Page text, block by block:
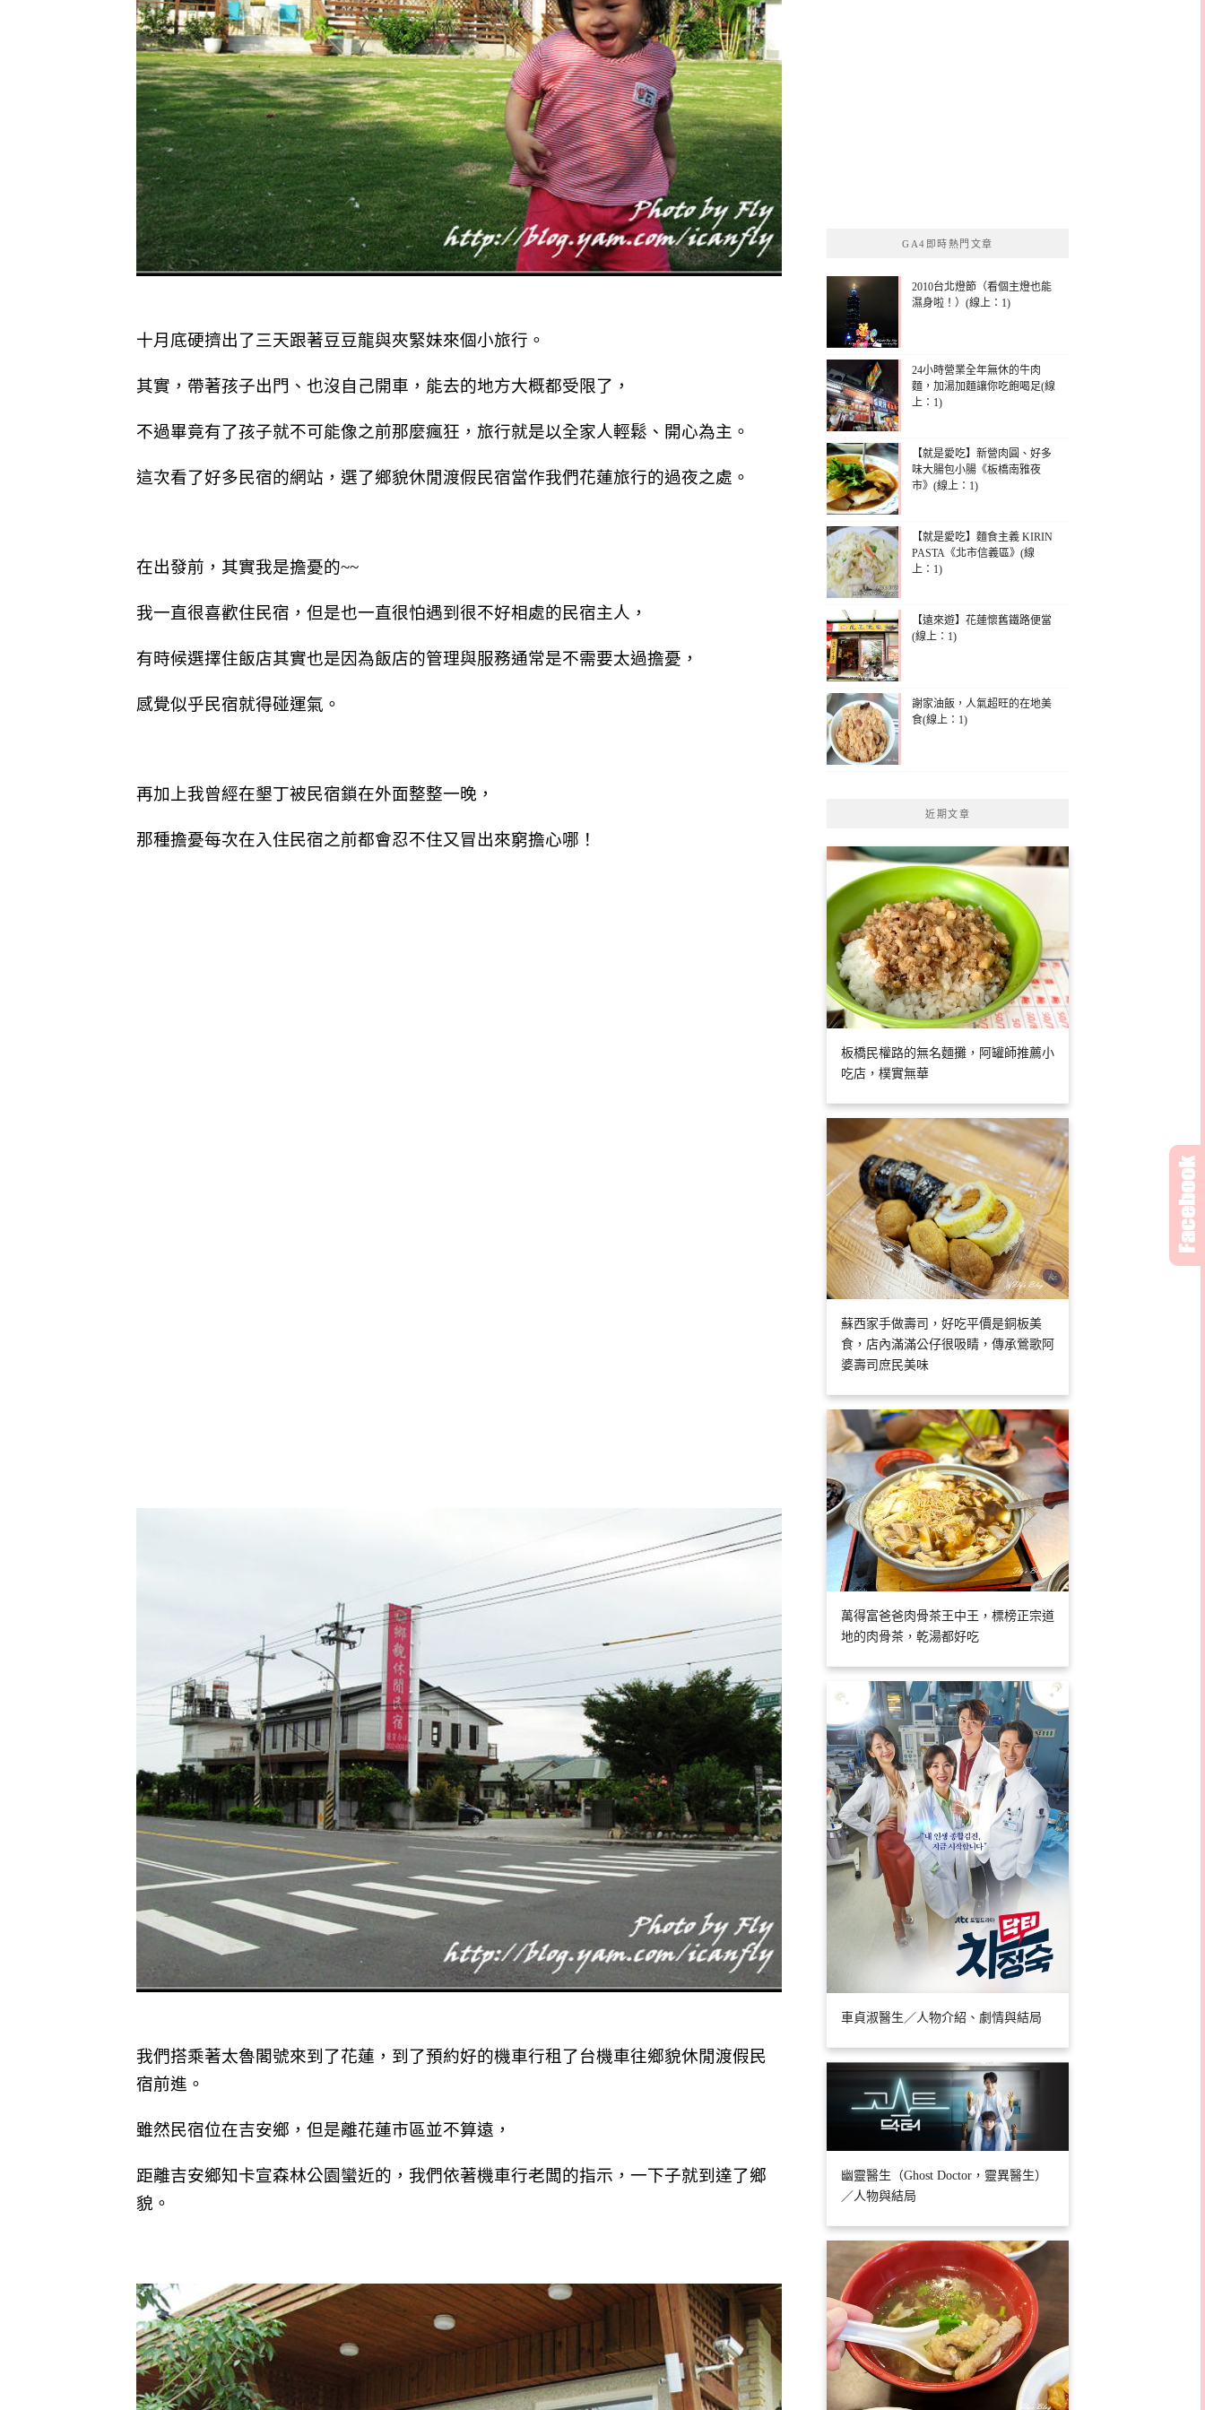
十月底硬擠出了三天跟著豆豆龍與夾緊妹來個小旅行。
其實，帶著孩子出門、也沒自己開車，能去的地方大概都受限了，
不過畢竟有了孩子就不可能像之前那麼瘋狂，旅行就是以全家人輕鬆、開心為主。
這次看了好多民宿的網站，選了鄉貌休閒渡假民宿當作我們花蓮旅行的過夜之處。
在出發前，其實我是擔憂的~~
我一直很喜歡住民宿，但是也一直很怕遇到很不好相處的民宿主人，
有時候選擇住飯店其實也是因為飯店的管理與服務通常是不需要太過擔憂，
感覺似乎民宿就得碰運氣。
再加上我曾經在墾丁被民宿鎖在外面整整一晚，
那種擔憂每次在入住民宿之前都會忍不住又冒出來窮擔心哪！
我們搭乘著太魯閣號來到了花蓮，到了預約好的機車行租了台機車往鄉貌休閒渡假民
宿前進。
雖然民宿位在吉安鄉，但是離花蓮市區並不算遠，
距離吉安鄉知卡宣森林公園蠻近的，我們依著機車行老闆的指示，一下子就到達了鄉
貌。
GA4即時熱門文章
2010台北燈節（看個主燈也能
濕身啦！）(線上：1)
24小時營業全年無休的牛肉
麵，加湯加麵讓你吃飽喝足(線
上：1)
【就是愛吃】新營肉圓、好多
味大腸包小腸《板橋南雅夜
市》(線上：1)
【就是愛吃】麵食主義 KIRIN
PASTA《北市信義區》(線
上：1)
【遠來遊】花蓮懷舊鐵路便當
(線上：1)
謝家油飯，人氣超旺的在地美
食(線上：1)
近期文章
板橋民權路的無名麵攤，阿罐師推薦小
吃店，樸實無華
蘇西家手做壽司，好吃平價是銅板美
食，店內滿滿公仔很吸睛，傳承鶯歌阿
婆壽司庶民美味
萬得富爸爸肉骨茶王中王，標榜正宗道
地的肉骨茶，乾湯都好吃
車貞淑醫生／人物介紹、劇情與結局
幽靈醫生（Ghost Doctor，靈異醫生）
／人物與結局